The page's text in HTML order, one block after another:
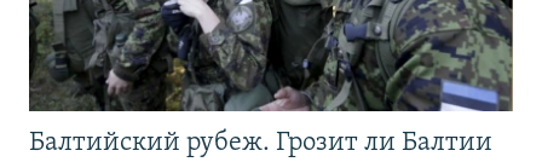
Балтийский рубеж. Грозит ли Балтии